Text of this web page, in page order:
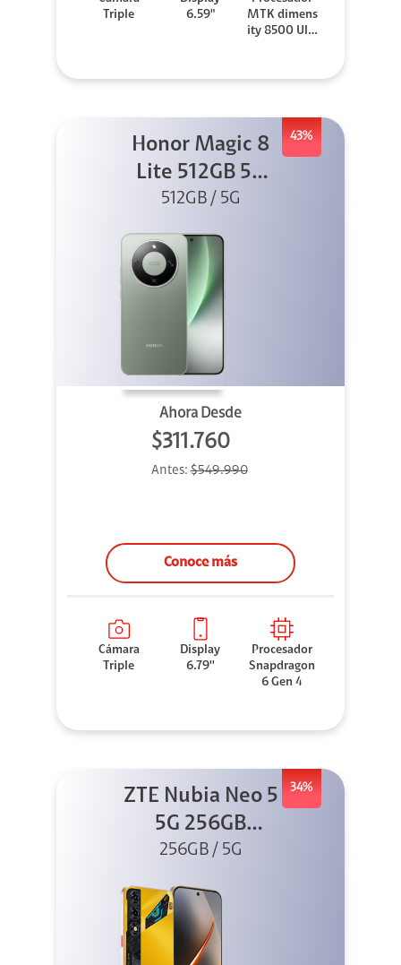
Triple
6.59"
MTK dimens
ity 8500 Ultr
43%
Honor Magic 8
Lite 512GB 5G
Verde
512GB / 5G
Ahora Desde
$311.760
Antes:$549.990
Conoce más
Cámara
Triple
Display
6.79''
Procesador
Snapdragon
6 Gen 4
34%
ZTE Nubia Neo 5
5G 256GB
Dorado
256GB / 5G